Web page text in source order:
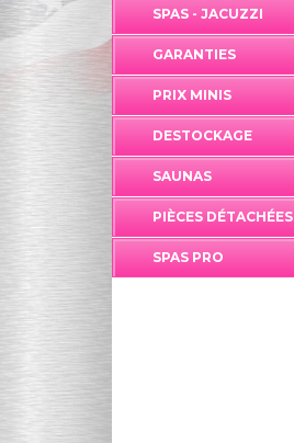
SPAS - JACUZZI
GARANTIES
PRIX MINIS
DESTOCKAGE
SAUNAS
PIÈCES DÉTACHÉES
SPAS PRO